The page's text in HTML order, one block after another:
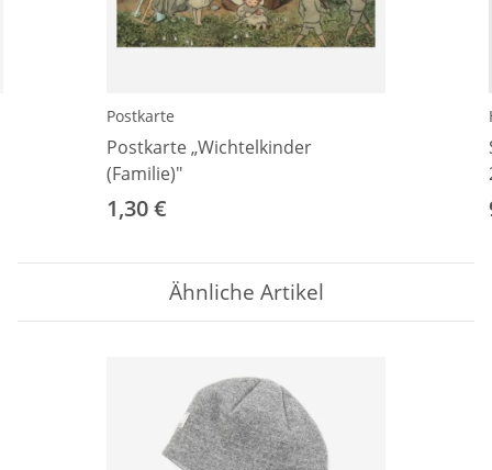
Postkarte
Postkarte „Wichtelkinder
(Familie)"
1,30 €
Ähnliche Artikel